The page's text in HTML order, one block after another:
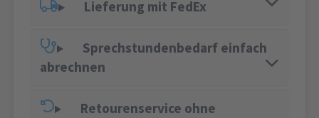
Lieferung mit FedEx
Sprechstundenbedarf einfach
abrechnen
Retourenservice ohne